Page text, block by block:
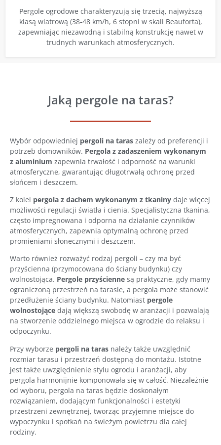
Pergole ogrodowe charakteryzują się trzecią, najwyższą
klasą wiatrową (38-48 km/h, 6 stopni w skali Beauforta),
zapewniając niezawodną i stabilną konstrukcję nawet w
trudnych warunkach atmosferycznych.
Jaką pergole na taras?
Wybór odpowiedniej pergoli na taras zależy od preferencji i
potrzeb domowników. Pergola z zadaszeniem wykonanym
z aluminium zapewnia trwałość i odporność na warunki
atmosferyczne, gwarantując długotrwałą ochronę przed
słońcem i deszczem.
Z kolei pergola z dachem wykonanym z tkaniny daje więcej
możliwości regulacji światła i cienia. Specjalistyczna tkanina,
często impregnowana i odporna na działanie czynników
atmosferycznych, zapewnia optymalną ochronę przed
promieniami słonecznymi i deszczem.
Warto również rozważyć rodzaj pergoli – czy ma być
przyścienna (przymocowana do ściany budynku) czy
wolnostojąca. Pergole przyścienne są praktyczne, gdy mamy
ograniczoną przestrzeń na tarasie, a pergola może stanowić
przedłużenie ściany budynku. Natomiast pergole
wolnostojące dają większą swobodę w aranżacji i pozwalają
na stworzenie oddzielnego miejsca w ogrodzie do relaksu i
odpoczynku.
Przy wyborze pergoli na taras należy także uwzględnić
rozmiar tarasu i przestrzeń dostępną do montażu. Istotne
jest także uwzględnienie stylu ogrodu i aranżacji, aby
pergola harmonijnie komponowała się w całość. Niezależnie
od wyboru, pergola na taras będzie doskonałym
rozwiązaniem, dodającym funkcjonalności i estetyki
przestrzeni zewnętrznej, tworząc przyjemne miejsce do
wypoczynku i spotkań na świeżym powietrzu dla całej
rodziny.